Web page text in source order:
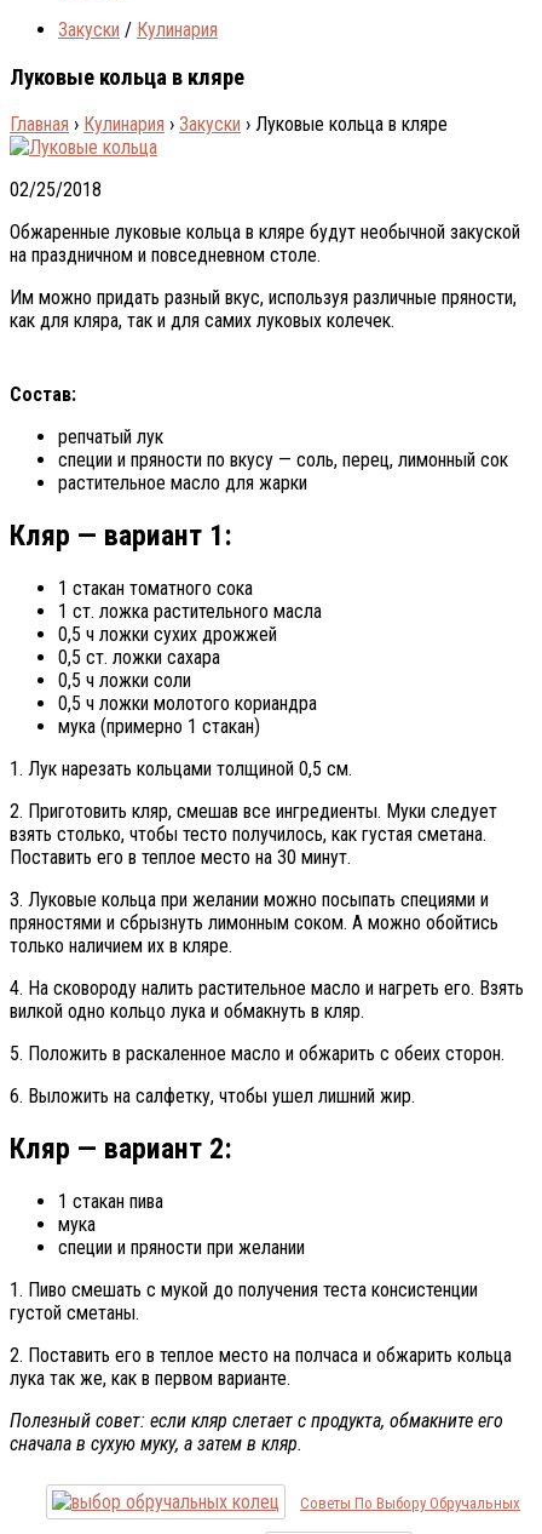
Закуски / Кулинария
Луковые кольца в кляре
Главная › Кулинария › Закуски › Луковые кольца в кляре
02/25/2018
Обжаренные луковые кольца в кляре будут необычной закуской
на праздничном и повседневном столе.
Им можно придать разный вкус, используя различные пряности,
как для кляра, так и для самих луковых колечек.
Состав:
репчатый лук
специи и пряности по вкусу — соль, перец, лимонный сок
растительное масло для жарки
Кляр — вариант 1:
1 стакан томатного сока
1 ст. ложка растительного масла
0,5 ч ложки сухих дрожжей
0,5 ст. ложки сахара
0,5 ч ложки соли
0,5 ч ложки молотого кориандра
мука (примерно 1 стакан)
1. Лук нарезать кольцами толщиной 0,5 см.
2. Приготовить кляр, смешав все ингредиенты. Муки следует
взять столько, чтобы тесто получилось, как густая сметана.
Поставить его в теплое место на 30 минут.
3. Луковые кольца при желании можно посыпать специями и
пряностями и сбрызнуть лимонным соком. А можно обойтись
только наличием их в кляре.
4. На сковороду налить растительное масло и нагреть его. Взять
вилкой одно кольцо лука и обмакнуть в кляр.
5. Положить в раскаленное масло и обжарить с обеих сторон.
6. Выложить на салфетку, чтобы ушел лишний жир.
Кляр — вариант 2:
1 стакан пива
мука
специи и пряности при желании
1. Пиво смешать с мукой до получения теста консистенции
густой сметаны.
2. Поставить его в теплое место на полчаса и обжарить кольца
лука так же, как в первом варианте.
Полезный совет: если кляр слетает с продукта, обмакните его
сначала в сухую муку, а затем в кляр.
Советы По Выбору Обручальных